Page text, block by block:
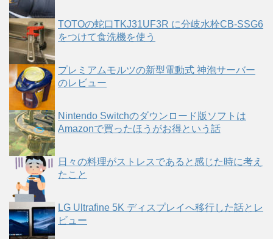
TOTOの蛇口TKJ31UF3R に分岐水栓CB-SSG6
をつけて食洗機を使う
プレミアムモルツの新型電動式 神泡サーバー
のレビュー
Nintendo Switchのダウンロード版ソフトは
Amazonで買ったほうがお得という話
日々の料理がストレスであると感じた時に考え
たこと
LG Ultrafine 5K ディスプレイへ移行した話とレ
ビュー